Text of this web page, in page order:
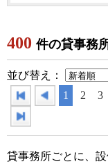
400 件の貸事務
並び替え：
1
2 3
貸事務所ごとに、